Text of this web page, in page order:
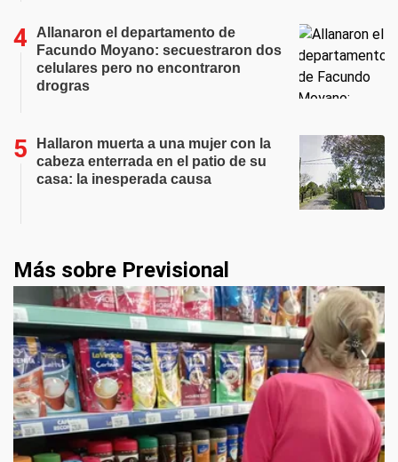
Allanaron el departamento de
Facundo Moyano: secuestraron dos
celulares pero no encontraron
drogras
Hallaron muerta a una mujer con la
cabeza enterrada en el patio de su
casa: la inesperada causa
Más sobre Previsional